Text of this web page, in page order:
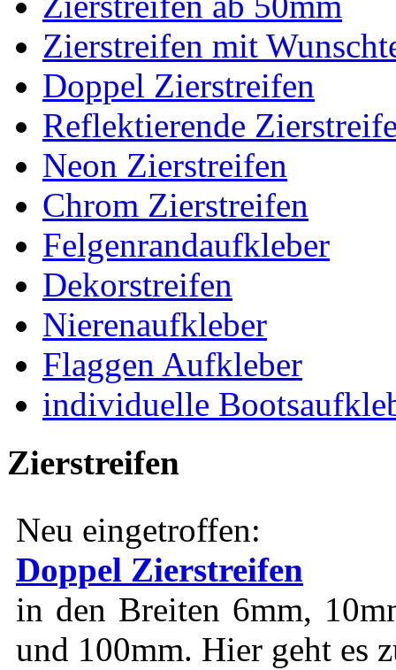
Zierstreifen mit
Doppel Zierstreifen
Reflektierende
Neon Zierstreifen
Chrom Zierstreifen
Felgenrandaufkleber
Dekorstreifen
Nierenaufkleber
Flaggen Aufkleber
individuelle
Zierstreifen
Neu eingetroffen:
Doppel Zierstreifen
in den Breiten 6mm,
und 100mm. Hier geht es